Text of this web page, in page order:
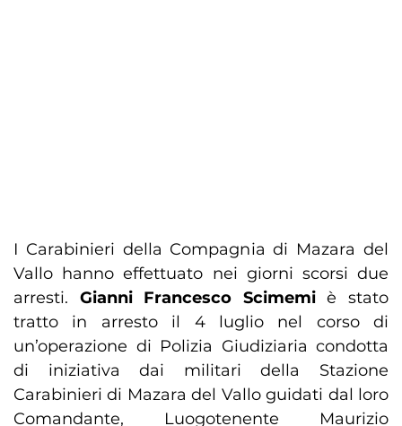
I Carabinieri della Compagnia di Mazara del
Vallo hanno effettuato nei giorni scorsi due
arresti. Gianni Francesco Scimemiè stato
tratto in arresto il 4 luglio nel corso di
un’operazione di Polizia Giudiziaria condotta
di iniziativa dai militari della Stazione
Carabinieri di Mazara del Vallo guidati dal loro
Comandante, Luogotenente Maurizio